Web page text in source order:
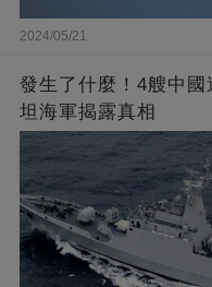
2024/05/21
發生了什麼！4艘中
坦海軍揭露真相